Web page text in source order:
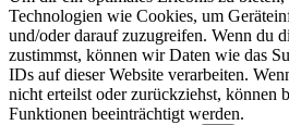
Technologien wie Cookies, um
und/oder darauf zuzugreifen. Wenn du
zustimmst, können wir Daten wie das
IDs auf dieser Website verarbeiten.
nicht erteilst oder zurückziehst, können
Funktionen beeinträchtigt werden.